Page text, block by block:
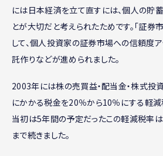
には日本経済を立て直すには、個人の貯
とが大切だと考えられたためです。「証券
して、個人投資家の証券市場への信頼度
託作りなどが進められました。
2003年には株の売買益・配当金・株式投
にかかる税金を20％から10％にする軽減
当初は5年間の予定だったこの軽減税率
まで続きました。